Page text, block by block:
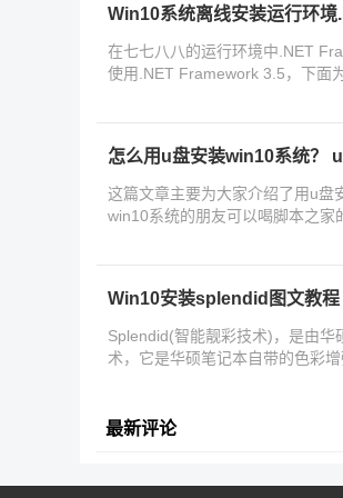
Win10系统离线安装运行环
在七七八八的运行环境中.NET
使用.NET Framework 3.5，下面
怎么用u盘安装win10系统？
这篇文章主要为大家介绍了用u盘
win10系统的朋友可以喝脚本之家
Win10安装splendid图文教程
Splendid(智能靓彩技术)，是由华
术，它是华硕笔记本自带的色彩
最新评论